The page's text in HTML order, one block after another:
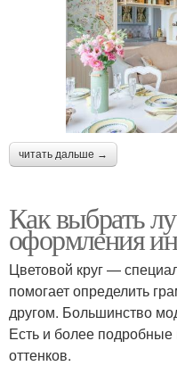
читать дальше →
Как выбрать
оформления
Цветовой круг —
помогает определить
другом. Большинство
Есть и более
оттенков.